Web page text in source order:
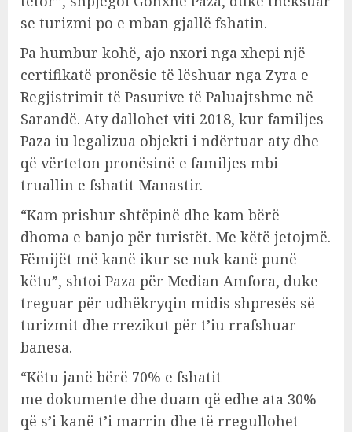
se turizmi po e mban gjallë fshatin.
Pa humbur kohë, ajo nxori nga xhepi një
certifikatë pronësie të lëshuar nga Zyra e
Regjistrimit të Pasurive të Paluajtshme në
Sarandë. Aty dallohet viti 2018, kur familjes
Paza iu legalizua objekti i ndërtuar aty dhe
që vërteton pronësinë e familjes mbi
truallin e fshatit Manastir.
“Kam prishur shtëpinë dhe kam bërë
dhoma e banjo për turistët. Me këtë jetojmë.
Fëmijët më kanë ikur se nuk kanë punë
këtu”, shtoi Paza për Median Amfora, duke
treguar për udhëkryqin midis shpresës së
turizmit dhe rrezikut për t’iu rrafshuar
banesa.
“Këtu janë bërë 70% e fshatit
me dokumente dhe duam që edhe ata 30%
që s’i kanë t’i marrin dhe të rregullohet